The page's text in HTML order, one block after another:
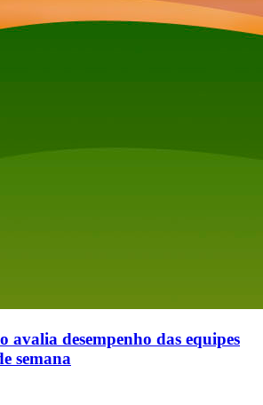
avalia desempenho das equipes
semana